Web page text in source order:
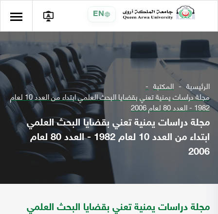
EN
الرئيسية المكتبة
مجلة دراسات يمنية تعني بقضايا البحث العلمي ابتداء من العدد 10 لعام
1982 - العدد 80 لعام 2006
مجلة دراسات يمنية تعني بقضايا البحث العلمي
ابتداء من العدد 10 لعام 1982 - العدد 80 لعام
2006
مجلة دراسات يمنية تعني بقضايا البحث العلمي